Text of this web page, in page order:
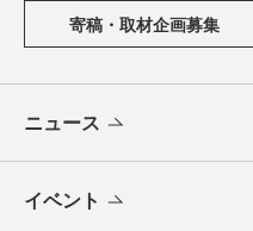
寄稿・取材企画募集
ニュース
イベント